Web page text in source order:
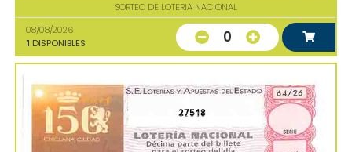
SORTEO DE LOTERIA NACIONAL
08/08/2026
1 DISPONIBLES 0
27518